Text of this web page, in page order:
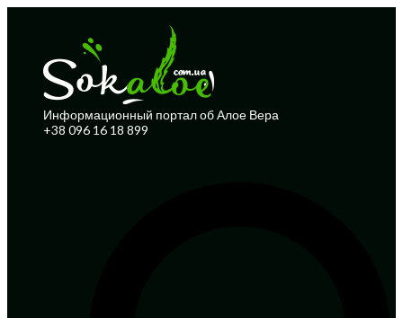
Информационный портал об Алое Вера
+38 096 16 18 899